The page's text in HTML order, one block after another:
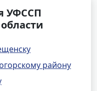
УФССП
району